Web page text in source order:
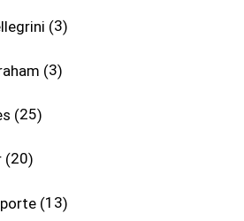
3
3
25
20
13